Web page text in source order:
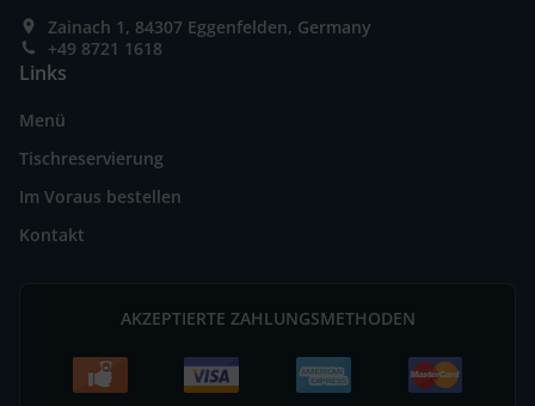
Zainach 1, 84307 Eggenfelden, Germany
+49 8721 1618
Links
Menü
Tischreservierung
Im Voraus bestellen
Kontakt
AKZEPTIERTE ZAHLUNGSMETHODEN